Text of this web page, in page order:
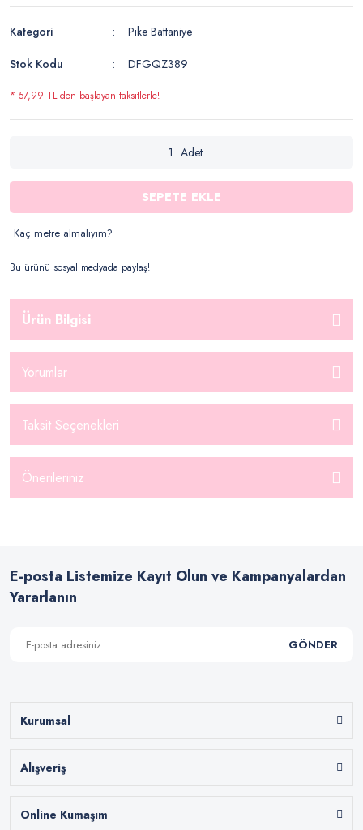
Kategori
Pike Battaniye
Stok Kodu
DFGQZ389
* 57,99 TL den başlayan taksitlerle!
Adet
SEPETE EKLE
Kaç metre almalıyım?
Bu ürünü sosyal medyada paylaş!
Ürün Bilgisi
Yorumlar
Taksit Seçenekleri
Önerileriniz
E-posta Listemize Kayıt Olun ve Kampanyalardan
Yararlanın
GÖNDER
Kurumsal
Alışveriş
Online Kumaşım